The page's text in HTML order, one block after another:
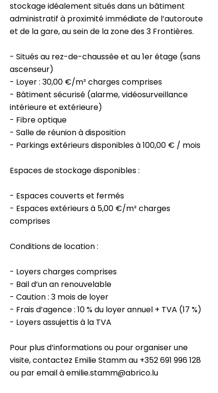
stockage idéalement situés dans un bâtiment
administratif à proximité immédiate de l’autoroute
et de la gare, au sein de la zone des 3 Frontières.
- Situés au rez-de-chaussée et au 1er étage (sans
ascenseur)
- Loyer : 30,00 €/m² charges comprises
- Bâtiment sécurisé (alarme, vidéosurveillance
intérieure et extérieure)
- Fibre optique
- Salle de réunion à disposition
- Parkings extérieurs disponibles à 100,00 € / mois
Espaces de stockage disponibles :
- Espaces couverts et fermés
- Espaces extérieurs à 5,00 €/m² charges
comprises
Conditions de location :
- Loyers charges comprises
- Bail d’un an renouvelable
- Caution : 3 mois de loyer
- Frais d’agence : 10 % du loyer annuel + TVA (17 %)
- Loyers assujettis à la TVA
Pour plus d’informations ou pour organiser une
visite, contactez Emilie Stamm au +352 691 996 128
ou par email à emilie.stamm@abrico.lu